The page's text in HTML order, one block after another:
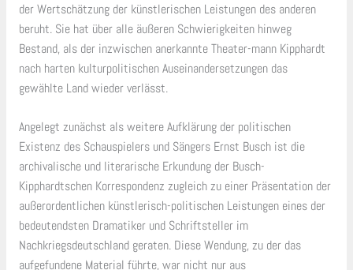
der Wertschätzung der künstlerischen Leistungen des anderen
beruht. Sie hat über alle äußeren Schwierigkeiten hinweg
Bestand, als der inzwischen anerkannte Theater-mann Kipphardt
nach harten kulturpolitischen Auseinandersetzungen das
gewählte Land wieder verlässt.
Angelegt zunächst als weitere Aufklärung der politischen
Existenz des Schauspielers und Sängers Ernst Busch ist die
archivalische und literarische Erkundung der Busch-
Kipphardtschen Korrespondenz zugleich zu einer Präsentation der
außerordentlichen künstlerisch-politischen Leistungen eines der
bedeutendsten Dramatiker und Schriftsteller im
Nachkriegsdeutschland geraten. Diese Wendung, zu der das
aufgefundene Material führte, war nicht nur aus